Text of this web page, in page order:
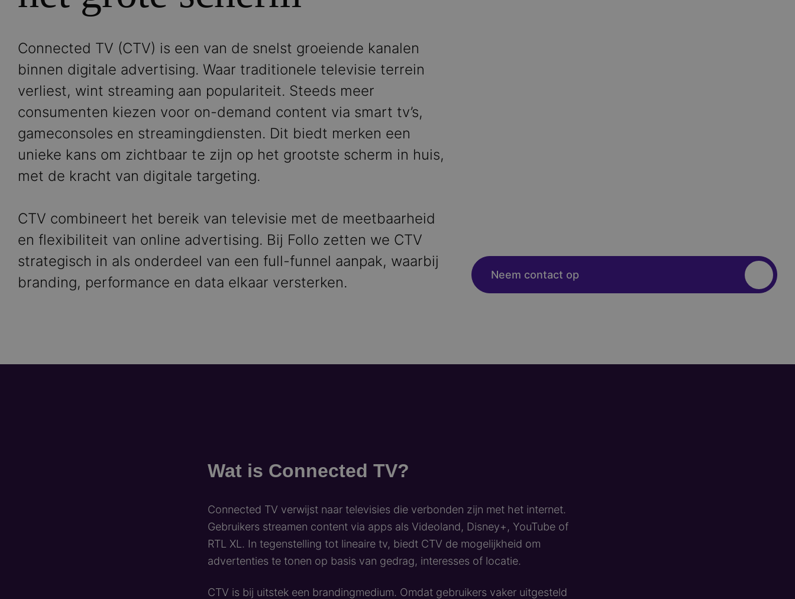
Connected TV (CTV) is een van de snelst groeiende kanalen
binnen digitale advertising. Waar traditionele televisie terrein
verliest, wint streaming aan populariteit. Steeds meer
consumenten kiezen voor on-demand content via smart tv’s,
gameconsoles en streamingdiensten. Dit biedt merken een
unieke kans om zichtbaar te zijn op het grootste scherm in huis,
met de kracht van digitale targeting.
CTV combineert het bereik van televisie met de meetbaarheid
en flexibiliteit van online advertising. Bij Follo zetten we CTV
strategisch in als onderdeel van een full-funnel aanpak, waarbij
branding, performance en data elkaar versterken.
Neem contact op
Wat is Connected TV?
Connected TV verwijst naar televisies die verbonden zijn met het internet.
Gebruikers streamen content via apps als Videoland, Disney+, YouTube of
RTL XL. In tegenstelling tot lineaire tv, biedt CTV de mogelijkheid om
advertenties te tonen op basis van gedrag, interesses of locatie.
CTV is bij uitstek een brandingmedium. Omdat gebruikers vaker uitgesteld